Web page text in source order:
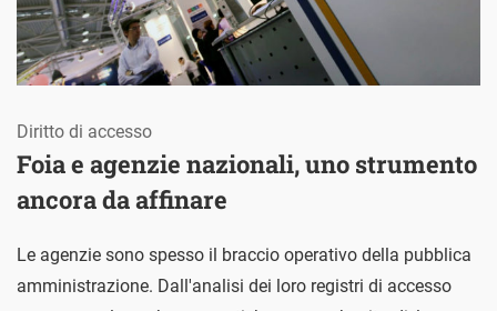
Foia e agenzie nazionali, uno strumento
ancora da affinare
Diritto di accesso
Le agenzie sono spesso il braccio operativo della pubblica
amministrazione. Dall'analisi dei loro registri di accesso